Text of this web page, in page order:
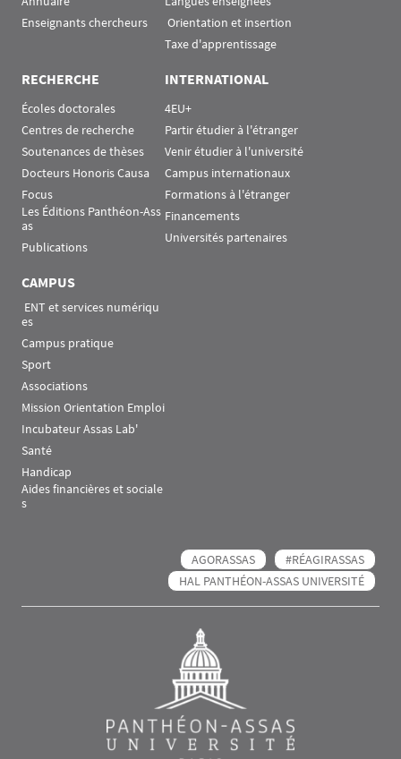
Enseignants chercheurs
Orientation et insertion
Taxe d'apprentissage
RECHERCHE
Écoles doctorales
Centres de recherche
Soutenances de thèses
Docteurs Honoris Causa
Focus
Les Éditions Panthéon-Ass
as
Publications
INTERNATIONAL
4EU+
Partir étudier à l'étranger
Venir étudier à l'université
Campus internationaux
Formations à l'étranger
Financements
Universités partenaires
CAMPUS
es
Campus pratique
Sport
Associations
Mission Orientation Emploi
Incubateur Assas Lab'
Santé
Handicap
Aides financières et sociale
s
AGORASSAS
#RÉAGIRASSAS
HAL PANTHÉON-ASSAS UNIVERSITÉ